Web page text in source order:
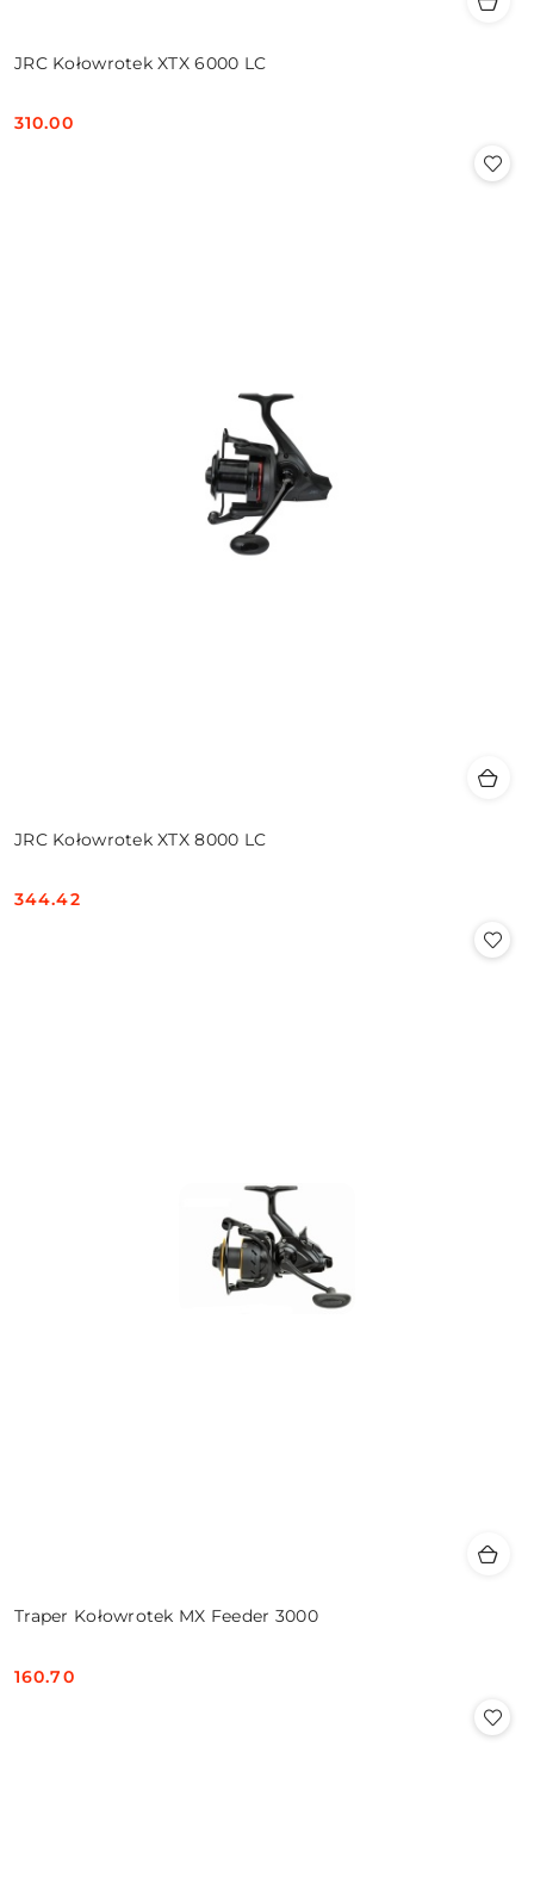
JRC Kołowrotek XTX 6000 LC
Cena:
310.00
JRC Kołowrotek XTX 8000 LC
Cena:
344.42
Traper Kołowrotek MX Feeder 3000
Cena:
160.70